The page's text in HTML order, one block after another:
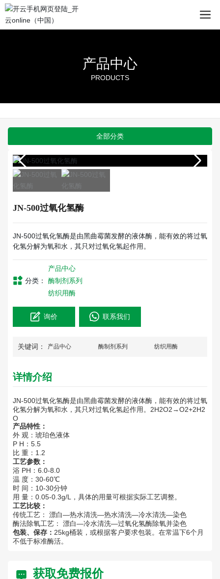
产品中心
PRODUCTS
全部分类
JN-500过氧化氢酶
JN-500过氧化氢酶是由黑曲霉菌发酵的液体酶，能有效的将过氧
化氢分解为氧和水，其只对过氧化氢起作用。
分类：
产品中心
酶制剂系列
纺织用酶
询价 联系我们
关键词： 产品中心 酶制剂系列 纺织用酶
详情介绍
JN-500过氧化氢酶是由黑曲霉菌发酵的液体酶，能有效的将过氧
化氢分解为氧和水，其只对过氧化氢起作用。2H2O2→O2+2H2
O
产品特性：
外 观：琥珀色液体
P H：5.5
比 重：1.2
工艺参数：
浴 PH：6.0-8.0
温 度：30-60℃
时 间：10-30分钟
用 量：0.05-0.3g/L，具体的用量可根据实际工艺调整。
工艺比较：
传统工艺： 漂白—热水清洗—热水清洗—冷水清洗—染色
酶法除氧工艺： 漂白—冷水清洗—过氧化氢酶除氧并染色
包装、保存： 25kg桶装，或根据客户要求包装。在常温下6个月
不低于标准酶活。
获取免费报价